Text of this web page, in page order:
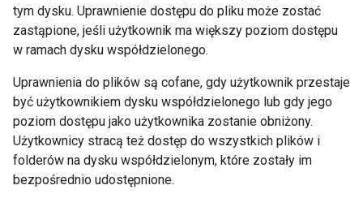
tym dysku. Uprawnienie dostępu do pliku może zostać
zastąpione, jeśli użytkownik ma większy poziom dostępu
w ramach dysku współdzielonego.
Uprawnienia do plików są cofane, gdy użytkownik przestaje
być użytkownikiem dysku współdzielonego lub gdy jego
poziom dostępu jako użytkownika zostanie obniżony.
Użytkownicy stracą też dostęp do wszystkich plików i
folderów na dysku współdzielonym, które zostały im
bezpośrednio udostępnione.